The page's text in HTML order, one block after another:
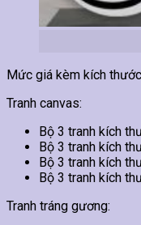
Mức giá kèm kích
Tranh canvas:
Bộ 3 tranh kích
Bộ 3 tranh kích
Bộ 3 tranh kích
Bộ 3 tranh kích
Tranh tráng gương: